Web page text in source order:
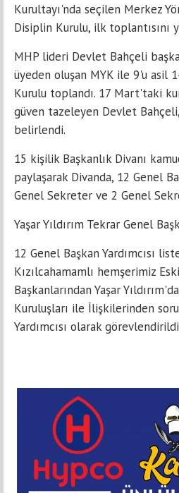
Kurultayı'nda seçilen Merkez
Disiplin Kurulu, ilk toplantısını
MHP lideri Devlet Bahçeli
üyeden oluşan MYK ile 9'u asil
Kurulu toplandı. 17 Mart'taki
güven tazeleyen Devlet Bahçeli,
belirlendi.
15 kişilik Başkanlık Divanı
paylaşarak Divanda, 12 Genel
Genel Sekreter ve 2 Genel
Yaşar Yıldırım Tekrar Genel
12 Genel Başkan Yardımcısı
Kızılcahamamlı hemşerimiz
Başkanlarından Yaşar
Kuruluşları ile İlişkilerinden
Yardımcısı olarak